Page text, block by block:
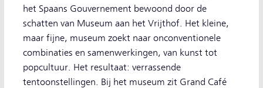
het Spaans Gouvernement bewoond door de
schatten van Museum aan het Vrijthof. Het kleine,
maar fijne, museum zoekt naar onconventionele
combinaties en samenwerkingen, van kunst tot
popcultuur. Het resultaat: verrassende
tentoonstellingen. Bij het museum zit Grand Café